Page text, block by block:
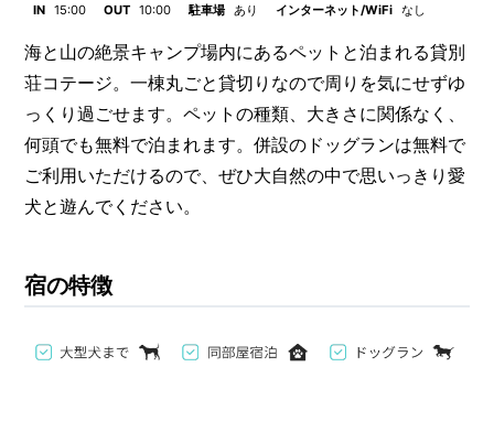
IN 15:00 OUT 10:00 駐車場 あり インターネット/WiFi なし
海と山の絶景キャンプ場内にあるペットと泊まれる貸別
荘コテージ。一棟丸ごと貸切りなので周りを気にせずゆ
っくり過ごせます。ペットの種類、大きさに関係なく、
何頭でも無料で泊まれます。併設のドッグランは無料で
ご利用いただけるので、ぜひ大自然の中で思いっきり愛
犬と遊んでください。
宿の特徴